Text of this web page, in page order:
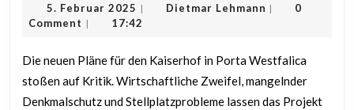
–
Zweifel
5. Februar 2025 5.
Februar
| Dietmar Lehmann Dietmar
|
0
Comment | 17:42
Die neuen Pläne für den Kaiserhof in Porta Westfalica
stoßen auf Kritik. Wirtschaftliche Zweifel, mangelnder
Denkmalschutz und Stellplatzprobleme lassen das Projekt